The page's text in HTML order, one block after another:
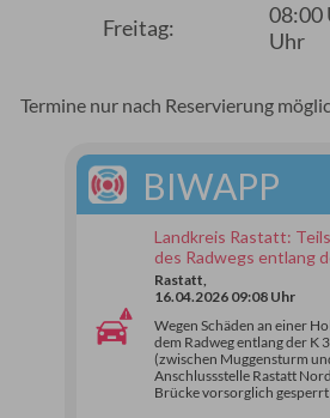
Freitag:
08:00
Uhr
Termine nur nach Reservierung
BIWAPP
Landkreis Rastatt:
des Radwegs entlang
Rastatt,
16.04.2026 09:08 Uhr
Wegen Schäden an einer
dem Radweg entlang der K
(zwischen Muggensturm
Anschlussstelle Rastatt
Brücke vorsorglich